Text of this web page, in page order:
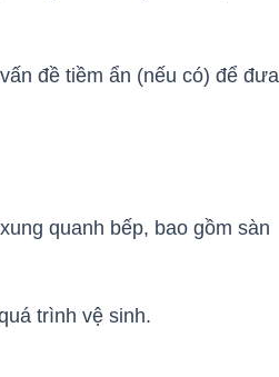
đề tiềm ẩn (nếu có) để đưa
quanh bếp, bao gồm sàn
trình vệ sinh.